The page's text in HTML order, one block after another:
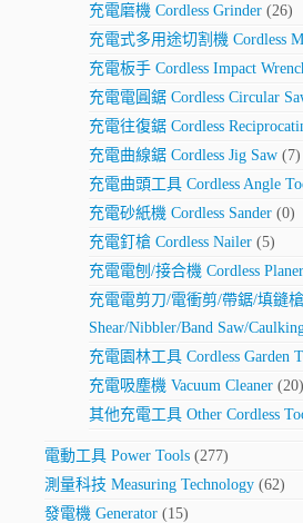
充電磨機 Cordless Grinder (26)
充電式多用途切割機 Cordless
充電板手 Cordless Impact
充電電圓鋸 Cordless Circular
充電往復鋸 Cordless
充電曲線鋸 Cordless Jig Saw (7)
充電曲頭工具 Cordless Angle
充電砂紙機 Cordless Sander (0)
充電釘槍 Cordless Nailer (5)
充電電刨/接合機 Cordless
充電電剪刀/電衝剪/帶鋸/填鏠槍
Shear/Nibbler/Band Saw/
充電園林工具 Cordless Garden
充電吸塵機 Vacuum Cleaner (20)
其他充電工具 Other Cordless
電動工具 Power Tools (277)
測量科技 Measuring Technology (62)
發電機 Generator (15)